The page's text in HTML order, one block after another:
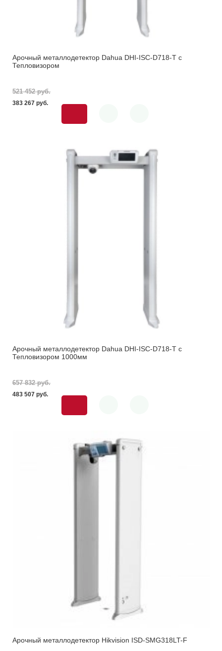
Арочный металлодетектор Dahua DHI-ISC-D718-T с
Тепловизором
521 452 pуб.
383 267 pуб.
Арочный металлодетектор Dahua DHI-ISC-D718-T с
Тепловизором 1000мм
657 832 pуб.
483 507 pуб.
Арочный металлодетектор Hikvision ISD-SMG318LT-F